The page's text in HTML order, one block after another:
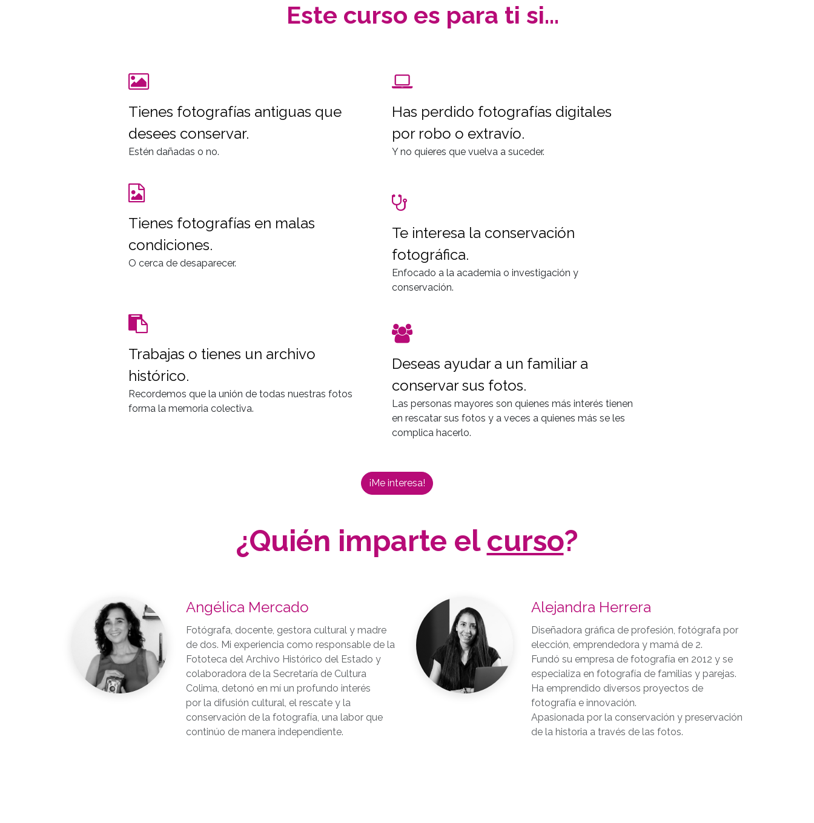
Este curso es para ti si...
Tienes fotografías antiguas que
desees conservar.
Estén dañadas o no.
Has perdido fotografías digitales
por robo o extravío.
Y no quieres que vuelva a suceder.
Tienes fotografías en malas
condiciones.
O cerca de desaparecer.
Te interesa la conservación
fotográfica.
Enfocado a la academia o investigación y
conservación.
Trabajas o tienes un archivo
histórico.
Recordemos que la unión de todas nuestras fotos
forma la memoria colectiva.
Deseas ayudar a un familiar a
conservar sus fotos.
Las personas mayores son quienes más interés tienen
en rescatar sus fotos y a veces a quienes más se les
complica hacerlo.
¡Me interesa!
¿Quién imparte elcurso?
Angélica Mercado
Fotógrafa, docente, gestora cultural y madre
de dos. Mi experiencia como responsable de la
Fototeca del Archivo Histórico del Estado y
colaboradora de la Secretaría de Cultura
Colima, detonó en mí un profundo interés
por la difusión cultural, el rescate y la
conservación de la fotografía, una labor que
continúo de manera independiente.
Alejandra Herrera
Diseñadora gráfica de profesión, fotógrafa por
elección, emprendedora y mamá de 2.
Fundó su empresa de fotografía en 2012 y se
especializa en fotografía de familias y parejas.
Ha emprendido diversos proyectos de
fotografía e innovación.
Apasionada por la conservación y preservación
de la historia a través de las fotos.